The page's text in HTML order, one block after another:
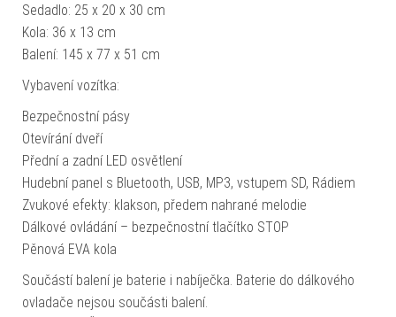
Sedadlo: 25 x 20 x 30 cm
Kola: 36 x 13 cm
Balení: 145 x 77 x 51 cm
Vybavení vozítka:
Bezpečnostní pásy
Otevírání dveří
Přední a zadní LED osvětlení
Hudební panel s Bluetooth, USB, MP3, vstupem SD, Rádiem
Zvukové efekty: klakson, předem nahrané melodie
Dálkové ovládání – bezpečnostní tlačítko STOP
Pěnová EVA kola
Součástí balení je baterie i nabíječka. Baterie do dálkového
ovladače nejsou součásti balení.